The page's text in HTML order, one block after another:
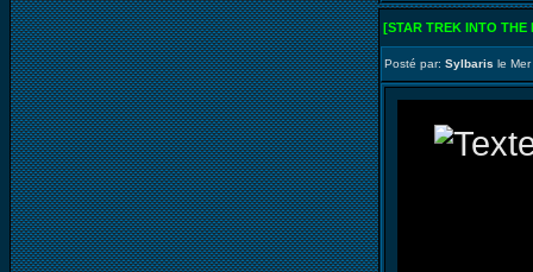
[STAR TREK INTO THE
Posté par: Sylbaris le